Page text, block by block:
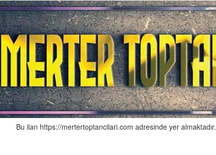
Bu ilan https://mertertoptancilari.com adresinde yer almaktadır.